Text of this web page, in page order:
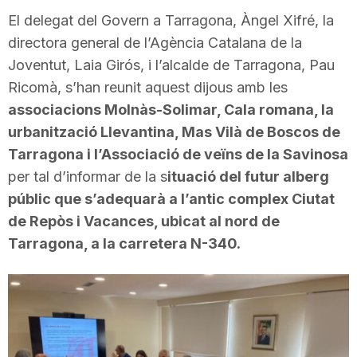
i
u
t
d
e
El delegat del Govern a Tarragona, Àngel Xifré, la
directora general de l’Agència Catalana de la
Joventut, Laia Girós, i l’alcalde de Tarragona, Pau
Ricomà, s’han reunit aquest dijous amb les
associacions Molnàs-Solimar, Cala romana, la
urbanització Llevantina, Mas Vilà de Boscos de
Tarragona i l’Associació de veïns de la Savinosa
per tal d’informar de la situació del futur alberg
públic que s’adequarà a l’antic complex Ciutat
de Repòs i Vacances, ubicat al nord de
Tarragona, a la carretera N-340.